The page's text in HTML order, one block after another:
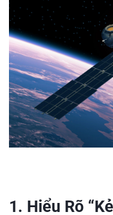
1. Hiểu Rõ